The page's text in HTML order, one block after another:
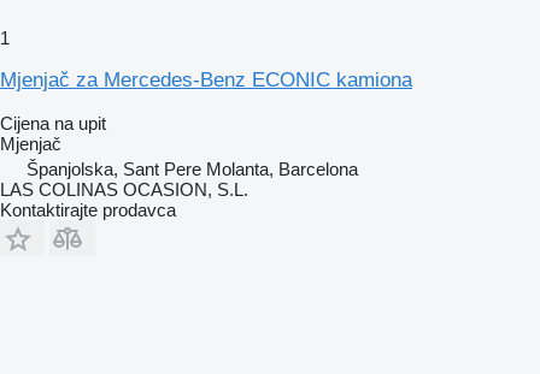
1
Mjenjač za Mercedes-Benz ECONIC kamiona
Cijena na upit
Mjenjač
Španjolska, Sant Pere Molanta, Barcelona
LAS COLINAS OCASION, S.L.
Kontaktirajte prodavca